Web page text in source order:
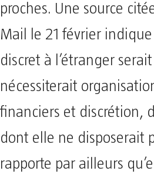
proches. Une source
Mail le 21 février
discret à l’étranger
nécessiterait
financiers et discrétion,
dont elle ne disposerait
rapporte par ailleurs